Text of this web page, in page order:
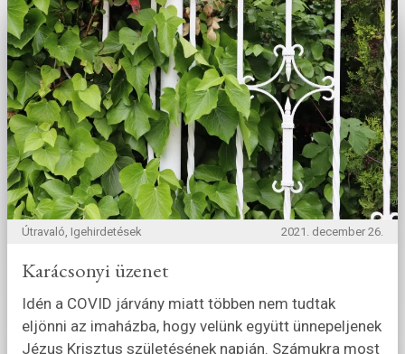
Útravaló, Igehirdetések 2021. december 26.
Karácsonyi üzenet
Idén a COVID járvány miatt többen nem tudtak
eljönni az imaházba, hogy velünk együtt ünnepeljenek
Jézus Krisztus születésének napján. Számukra most